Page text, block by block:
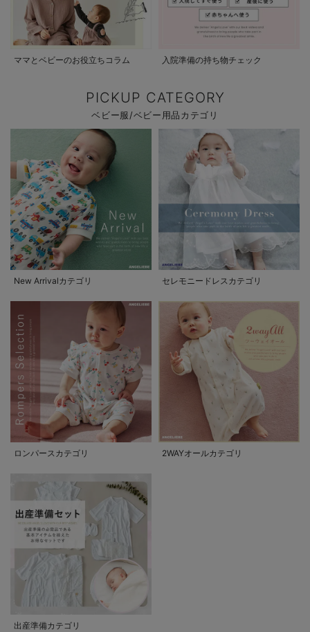
ママとベビーのお役立ちコラム 入院準備の持ち物チェック
PICKUP CATEGORY
ベビー服/ベビー用品カテゴリ
New Arrivalカテゴリ セレモニードレスカテゴリ
ロンパースカテゴリ 2WAYオールカテゴリ
出産準備カテゴリ